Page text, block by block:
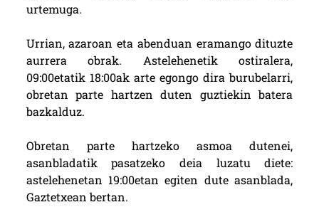
urtemuga.
Urrian, azaroan eta abenduan eramango dituzte
aurrera obrak. Astelehenetik ostiralera,
09:00etatik 18:00ak arte egongo dira burubelarri,
obretan parte hartzen duten guztiekin batera
bazkalduz.
Obretan parte hartzeko asmoa dutenei,
asanbladatik pasatzeko deia luzatu diete:
astelehenetan 19:00etan egiten dute asanblada,
Gaztetxean bertan.